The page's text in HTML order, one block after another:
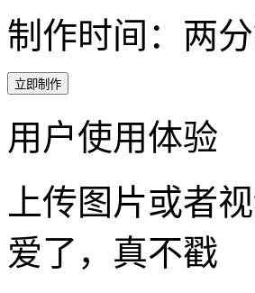
制作时间：两
立即制作
用户使用体验
上传图片或者
爱了，真不戳